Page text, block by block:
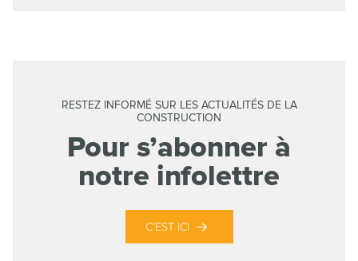
RESTEZ INFORMÉ SUR LES ACTUALITÉS DE LA
CONSTRUCTION
Pour s’abonner à
notre infolettre
C’EST ICI